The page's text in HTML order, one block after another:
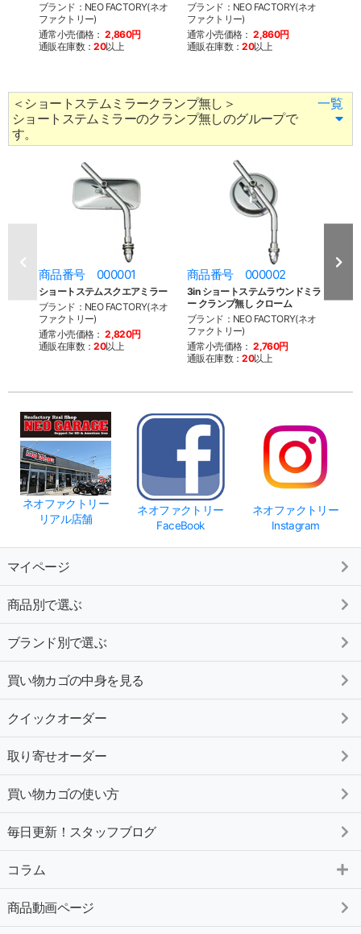
ブランド：NEO FACTORY(ネオ
ファクトリー)
通常小売価格： 2,860円
通販在庫数：20以上
ブランド：NEO FACTORY(ネオ
ファクトリー)
通常小売価格： 2,860円
通販在庫数：20以上
＜ショートステムミラークランプ無し＞
ショートステムミラーのクランプ無しのグループで
す。
一覧
商品番号 000001
ショートステムスクエアミラー
ブランド：NEO FACTORY(ネオ
ファクトリー)
通常小売価格： 2,820円
通販在庫数：20以上
商品番号 000002
3in ショートステムラウンドミラ
ー クランプ無し クローム
ブランド：NEO FACTORY(ネオ
ファクトリー)
通常小売価格： 2,760円
通販在庫数：20以上
ー ク
ネオファクトリー
リアル店舗
ネオファクトリー
FaceBook
ネオファクトリー
Instagram
マイページ
商品別で選ぶ
ブランド別で選ぶ
買い物カゴの中身を見る
クイックオーダー
取り寄せオーダー
買い物カゴの使い方
毎日更新！スタッフブログ
コラム
商品動画ページ